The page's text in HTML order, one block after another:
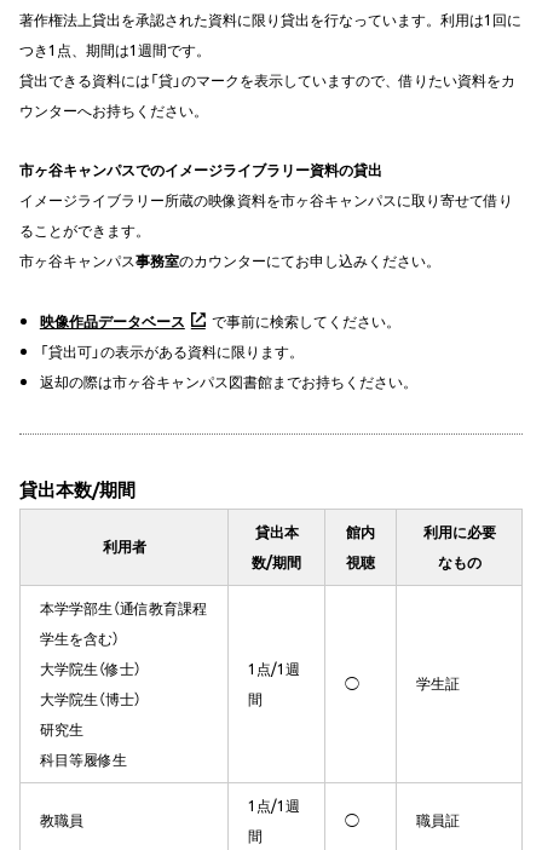
著作権法上貸出を承認された資料に限り貸出を行なっています。利用は1回に
つき1点、期間は1週間です。
貸出できる資料には「貸」のマークを表示していますので、借りたい資料をカ
ウンターへお持ちください。
市ヶ谷キャンパスでのイメージライブラリー資料の貸出
イメージライブラリー所蔵の映像資料を市ヶ谷キャンパスに取り寄せて借り
ることができます。
市ヶ谷キャンパス事務室のカウンターにてお申し込みください。
映像作品データベース
で事前に検索してください。
「貸出可」の表示がある資料に限ります。
返却の際は市ヶ谷キャンパス図書館までお持ちください。
貸出本数/期間
利用者
貸出本
数/期間
館内
視聴
利用に必要
なもの
本学学部生（通信教育課程
学生を含む）
大学院生（修士）
大学院生（博士）
研究生
科目等履修生
1点/1週
間
◯ 学生証
教職員
1点/1週
間
◯ 職員証